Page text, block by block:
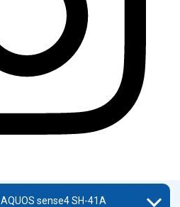
AQUOS sense4 SH-41A